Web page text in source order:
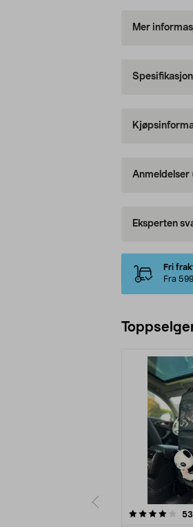
Mer
Anmeldelser
Eksperten
Fri
Fra
53
3.5